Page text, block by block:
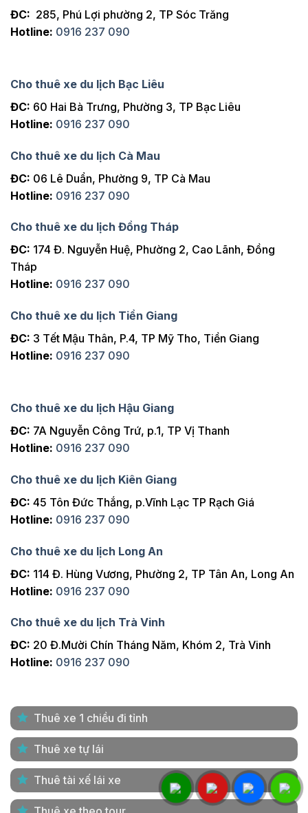
ĐC: 285, Phú Lợi phường 2, TP Sóc Trăng
Hotline: 0916 237 090
Cho thuê xe du lịch Bạc Liêu
ĐC: 60 Hai Bà Trưng, Phường 3, TP Bạc Liêu
Hotline: 0916 237 090
Cho thuê xe du lịch Cà Mau
ĐC: 06 Lê Duẩn, Phường 9, TP Cà Mau
Hotline: 0916 237 090
Cho thuê xe du lịch Đồng Tháp
ĐC: 174 Đ. Nguyễn Huệ, Phường 2, Cao Lãnh, Đồng
Tháp
Hotline: 0916 237 090
Cho thuê xe du lịch Tiền Giang
ĐC: 3 Tết Mậu Thân, P.4, TP Mỹ Tho, Tiền Giang
Hotline: 0916 237 090
Cho thuê xe du lịch Hậu Giang
ĐC: 7A Nguyễn Công Trứ, p.1, TP Vị Thanh
Hotline: 0916 237 090
Cho thuê xe du lịch Kiên Giang
ĐC: 45 Tôn Đức Thắng, p.Vĩnh Lạc TP Rạch Giá
Hotline: 0916 237 090
Cho thuê xe du lịch Long An
ĐC: 114 Đ. Hùng Vương, Phường 2, TP Tân An, Long An
Hotline: 0916 237 090
Cho thuê xe du lịch Trà Vinh
ĐC: 20 Đ.Mười Chín Tháng Năm, Khóm 2, Trà Vinh
Hotline: 0916 237 090
Thuê xe 1 chiều đi tỉnh
Thuê xe tự lái
Thuê tài xế lái xe